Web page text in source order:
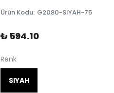
Ürün Kodu: G2080-SIYAH-75
₺ 594.10
Renk
SIYAH